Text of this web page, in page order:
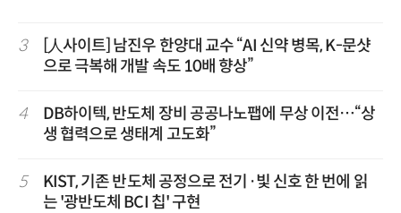
3
[人사이트] 남진우 한양대 교수 “AI 신약 병목, K-문샷
으로 극복해 개발 속도 10배 향상”
4
DB하이텍, 반도체 장비 공공나노팹에 무상 이전…“상
생 협력으로 생태계 고도화”
5
KIST, 기존 반도체 공정으로 전기·빛 신호 한 번에 읽
는 '광반도체 BCI 칩' 구현